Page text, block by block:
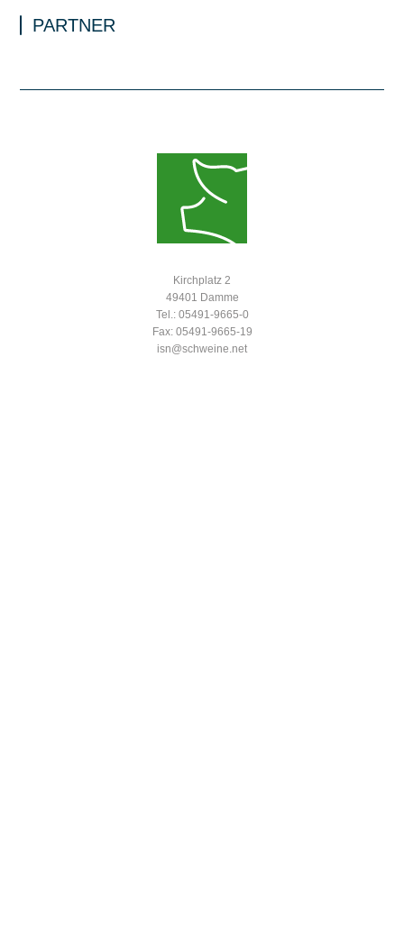
PARTNER
Kirchplatz 2
49401 Damme
Tel.: 05491-9665-0
Fax: 05491-9665-19
isn@schweine.net